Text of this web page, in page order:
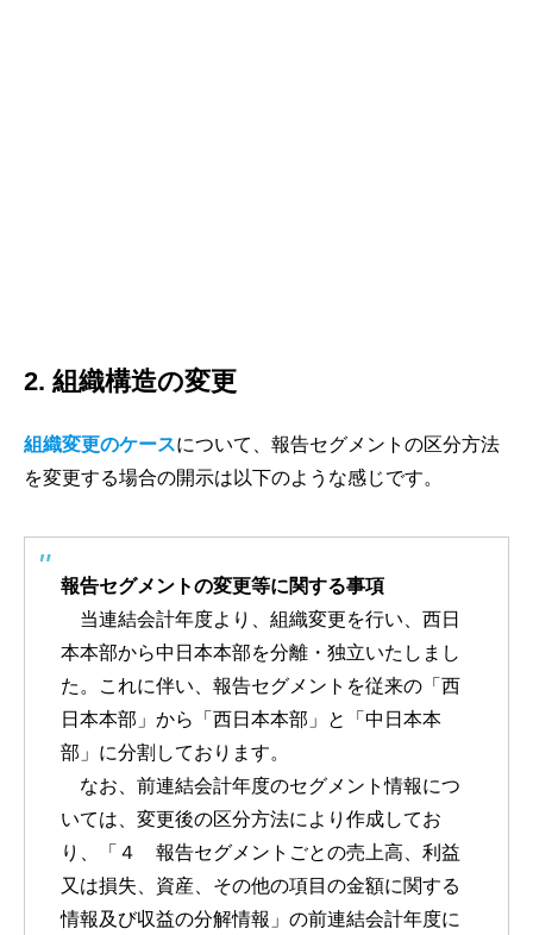
2. 組織構造の変更
組織変更のケースについて、報告セグメントの区分方法
を変更する場合の開示は以下のような感じです。
報告セグメントの変更等に関する事項
当連結会計年度より、組織変更を行い、西日
本本部から中日本本部を分離・独立いたしまし
た。これに伴い、報告セグメントを従来の「西
日本本部」から「西日本本部」と「中日本本
部」に分割しております。
なお、前連結会計年度のセグメント情報につ
いては、変更後の区分方法により作成してお
り、「４ 報告セグメントごとの売上高、利益
又は損失、資産、その他の項目の金額に関する
情報及び収益の分解情報」の前連結会計年度に